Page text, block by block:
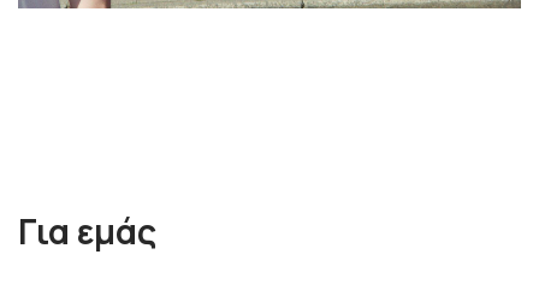
Για εμάς